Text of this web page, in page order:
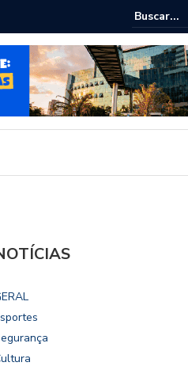
destaca potencial esportivo,
de Maceió